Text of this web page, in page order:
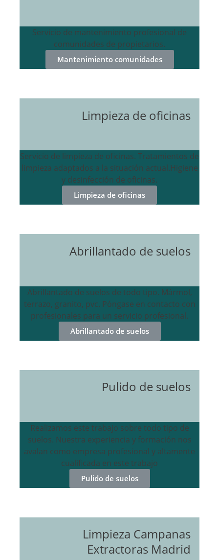
Servicio de mantenimiento profesional de
comunidades de propietarios.
Mantenimiento comunidades
Limpieza de oficinas
Servicio de limpieza de oficinas. Tratamientos de
limpieza adaptados a la situación actual.Higiene
y desinfección de oficinas.
Limpieza de oficinas
Abrillantado de suelos
Abrillantado de suelos de todo tipo. Mármol,
terrazo, granito, pvc. Póngase en contacto con
profesionales para un servicio profesional.
Abrillantado de suelos
Pulido de suelos
Realizamos este trabajo sobre todo tipo de
suelos. Nuestra experiencia y formación nos
avalan como empresa profesional y altamente
cualificada en este trabajo
Pulido de suelos
Limpieza Campanas
Extractoras Madrid